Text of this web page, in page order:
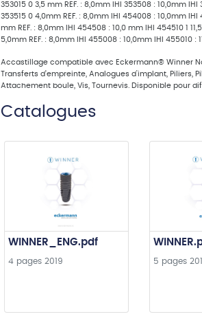
353015 0 3,5 mm REF. : 8,0mm IHI 353508 : 10,0mm IHI
353515 0 4,0mm REF. : 8,0mm IHI 454008 : 10,0mm IHI
mm REF. : 8,0mm IHI 454508 : 10,0 mm IHI 454510 1
5,0mm REF. : 8,0mm IHI 455008 : 10,0mm IHI 455010 :
Accastillage compatible avec Eckermann® Winner
Transferts d’empreinte, Analogues d'implant, Piliers,
Attachement boule, Vis, Tournevis. Disponible pour
Catalogues
WINNER_ENG.pdf
4 pages 2019 5 pages